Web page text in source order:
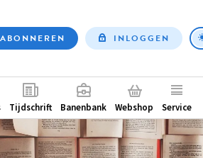
ABONNEREN INLOGGEN
Tijdschrift Banenbank Webshop Service